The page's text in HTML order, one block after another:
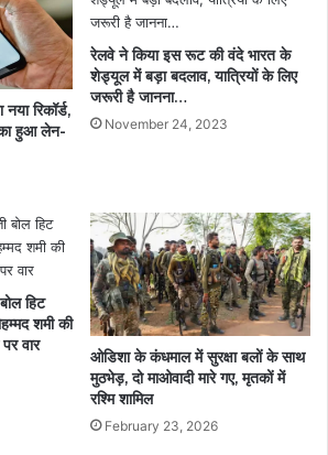
रिकॉर्ड,
हुआ लेन-
रेलवे ने किया इस रूट की वंदे भारत के
शेड्यूल में बड़ा बदलाव, यात्रियों के लिए
जरूरी है जानना…
November 24, 2023
हिट
शमी की
वार
ओडिशा के कंधमाल में सुरक्षा बलों के साथ
मुठभेड़, दो माओवादी मारे गए, मृतकों में
रश्मि शामिल
February 23, 2026